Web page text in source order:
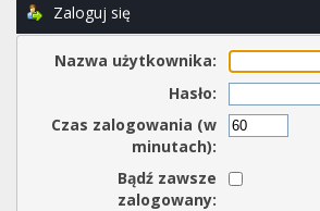
Zaloguj się
Nazwa użytkownika:
Hasło:
Czas zalogowania (w
minutach):
Bądź zawsze
zalogowany: